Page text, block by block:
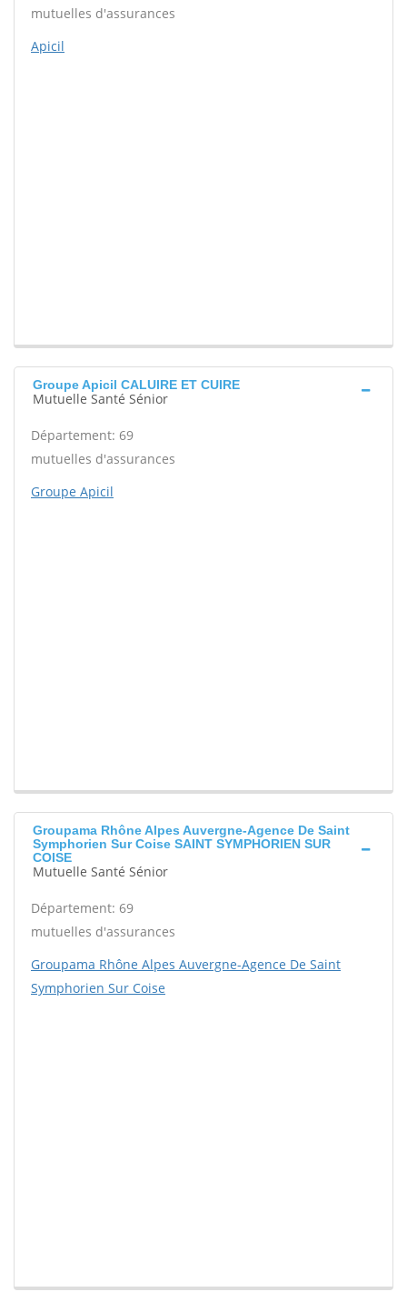
mutuelles d'assurances
Apicil
Groupe Apicil CALUIRE ET CUIRE
Mutuelle Santé Sénior
Département: 69
mutuelles d'assurances
Groupe Apicil
Groupama Rhône Alpes Auvergne-Agence De Saint
Symphorien Sur Coise SAINT SYMPHORIEN SUR
COISE
Mutuelle Santé Sénior
Département: 69
mutuelles d'assurances
Groupama Rhône Alpes Auvergne-Agence De Saint
Symphorien Sur Coise